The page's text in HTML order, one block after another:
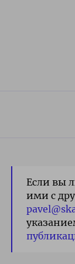
Если вы
ими с